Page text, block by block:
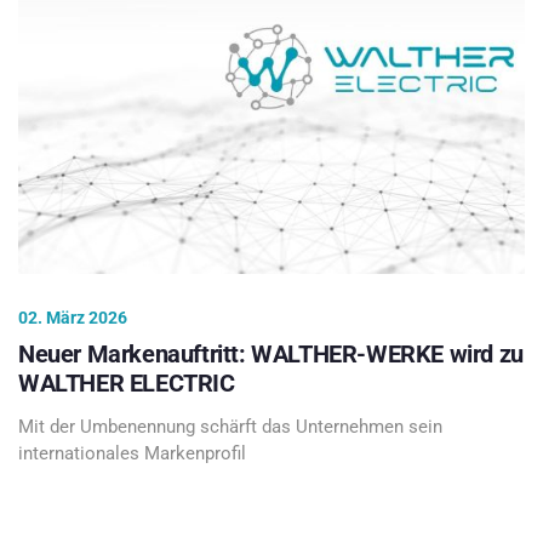
02. März 2026
Neuer Markenauftritt: WALTHER-WERKE wird zu
WALTHER ELECTRIC
Mit der Umbenennung schärft das Unternehmen sein
internationales Markenprofil